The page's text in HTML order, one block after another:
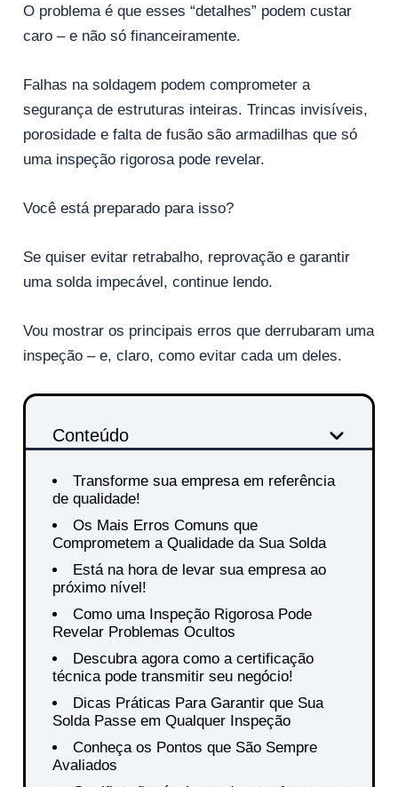
O problema é que esses “detalhes” podem custar
caro – e não só financeiramente.
Falhas na soldagem podem comprometer a
segurança de estruturas inteiras. Trincas invisíveis,
porosidade e falta de fusão são armadilhas que só
uma inspeção rigorosa pode revelar.
Você está preparado para isso?
Se quiser evitar retrabalho, reprovação e garantir
uma solda impecável, continue lendo.
Vou mostrar os principais erros que derrubaram uma
inspeção – e, claro, como evitar cada um deles.
Conteúdo
Transforme sua empresa em referência
de qualidade!
Os Mais Erros Comuns que
Comprometem a Qualidade da Sua Solda
Está na hora de levar sua empresa ao
próximo nível!
Como uma Inspeção Rigorosa Pode
Revelar Problemas Ocultos
Descubra agora como a certificação
técnica pode transmitir seu negócio!
Dicas Práticas Para Garantir que Sua
Solda Passe em Qualquer Inspeção
Conheça os Pontos que São Sempre
Avaliados